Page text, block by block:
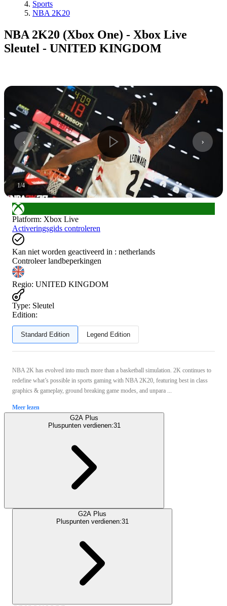
Sports
NBA 2K20
NBA 2K20 (Xbox One) - Xbox Live
Sleutel - UNITED KINGDOM
1/4
Platform: Xbox Live
Activeringsgids controleren
Kan niet worden geactiveerd in : netherlands
Controleer landbeperkingen
Regio: UNITED KINGDOM
Type: Sleutel
Edition:
Standard Edition Legend Edition
NBA 2K has evolved into much more than a basketball simulation. 2K continues to
redefine what’s possible in sports gaming with NBA 2K20, featuring best in class
graphics & gameplay, ground breaking game modes, and unpara ...
Meer lezen
G2A Plus
Pluspunten verdienen:31
G2A Plus
Pluspunten verdienen:31